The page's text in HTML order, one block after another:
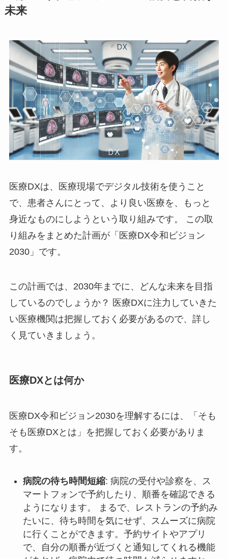
未来
医療DXは、医療現場でデジタル技術を使うこと
で、患者さんにとって、より良い医療を、もっと
身近なものにしようという取り組みです。 この取
り組みをまとめた計画が「医療DX令和ビジョン
2030」です。
この計画では、2030年までに、どんな未来を目指
しているのでしょうか？ 医療DXに注力していきた
い医療機関は把握しておく必要があるので、詳し
く見ていきましょう。
医療DXとは何か
医療DX令和ビジョン2030を理解するには、「そも
そも医療DXとは」を把握しておく必要がありま
す。
病院の待ち時間短縮: 病院の受付や診察を、ス
マートフォンで予約したり、順番を確認できる
ようになります。 まるで、レストランの予約み
たいに、待ち時間を気にせず、スムーズに病院
に行くことができます。予約サイトやアプリ
で、自分の順番が近づくと通知してくれる機能